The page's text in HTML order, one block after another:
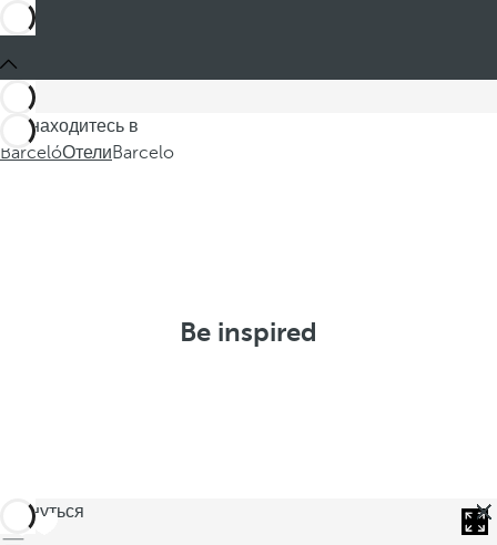
Вы находитесь в
BarcelóОтелиBarcelo
Be inspired
вернуться